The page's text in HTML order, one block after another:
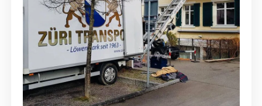
Entsorgung & Räumung